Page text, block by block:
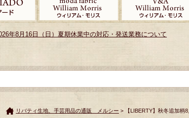
年8月16日（日）夏期休業中の対応・発送業務について
リバティ生地、手芸用品の通販 メルシー > 【LIBERTY】秋冬追加柄